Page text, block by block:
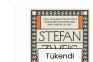
Tükendi